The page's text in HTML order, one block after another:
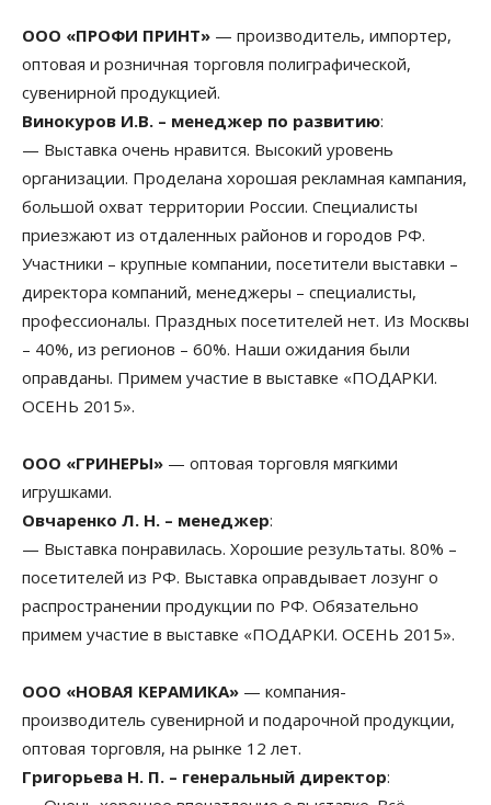
ООО «ПРОФИ ПРИНТ» — производитель, импортер,
оптовая и розничная торговля полиграфической,
сувенирной продукцией.
Винокуров И.В. – менеджер по развитию:
— Выставка очень нравится. Высокий уровень
организации. Проделана хорошая рекламная кампания,
большой охват территории России. Специалисты
приезжают из отдаленных районов и городов РФ.
Участники – крупные компании, посетители выставки –
директора компаний, менеджеры – специалисты,
профессионалы. Праздных посетителей нет. Из Москвы
– 40%, из регионов – 60%. Наши ожидания были
оправданы. Примем участие в выставке «ПОДАРКИ.
ОСЕНЬ 2015».
ООО «ГРИНЕРЫ» — оптовая торговля мягкими
игрушками.
Овчаренко Л. Н. – менеджер:
— Выставка понравилась. Хорошие результаты. 80% –
посетителей из РФ. Выставка оправдывает лозунг о
распространении продукции по РФ. Обязательно
примем участие в выставке «ПОДАРКИ. ОСЕНЬ 2015».
ООО «НОВАЯ КЕРАМИКА» — компания-
производитель сувенирной и подарочной продукции,
оптовая торговля, на рынке 12 лет.
Григорьева Н. П. – генеральный директор: